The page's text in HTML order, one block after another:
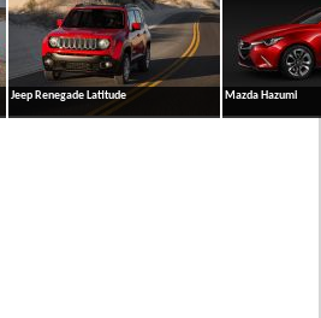
Jeep Renegade Latitude Mazda Hazumi